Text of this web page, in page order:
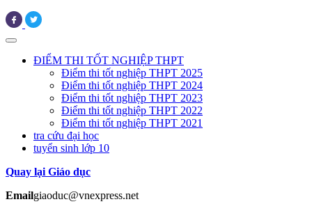
ĐIỂM THI TỐT NGHIỆP THPT
Điểm thi tốt nghiệp THPT 2025
Điểm thi tốt nghiệp THPT 2024
Điểm thi tốt nghiệp THPT 2023
Điểm thi tốt nghiệp THPT 2022
Điểm thi tốt nghiệp THPT 2021
tra cứu đại học
tuyển sinh lớp 10
Quay lại Giáo dục
Emailgiaoduc@vnexpress.net